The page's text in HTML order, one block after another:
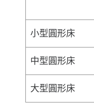
小型圓形床
中型圓形床
大型圓形床